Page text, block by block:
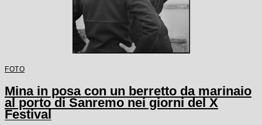
FOTO
Mina in posa con un berretto da marinaio
al porto di Sanremo nei giorni del X
Festival